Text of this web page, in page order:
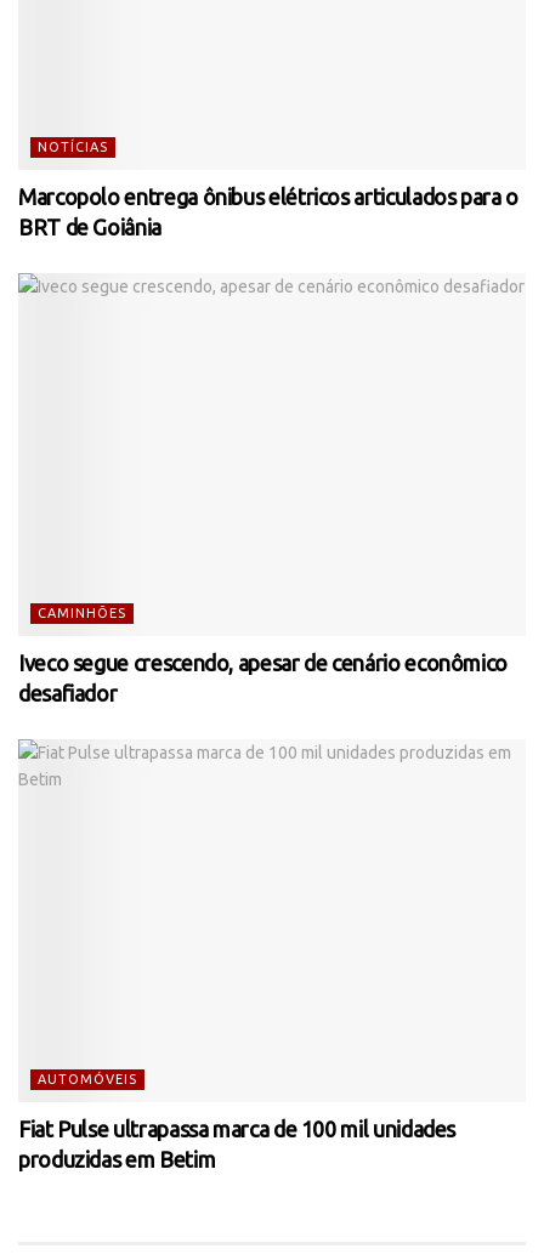
NOTÍCIAS
Marcopolo entrega ônibus elétricos articulados para o
BRT de Goiânia
CAMINHÕES
Iveco segue crescendo, apesar de cenário econômico
desafiador
AUTOMÓVEIS
Fiat Pulse ultrapassa marca de 100 mil unidades
produzidas em Betim